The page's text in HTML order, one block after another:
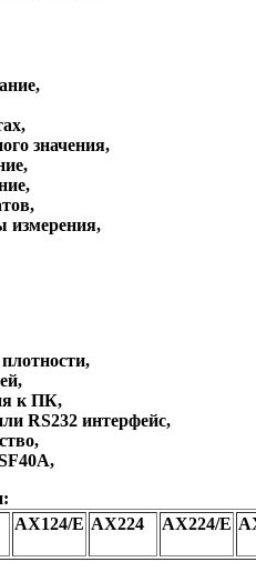
значения,
измерения,
к ПК,
RS232 интерфейс,
AX124/E AX224 AX224/E